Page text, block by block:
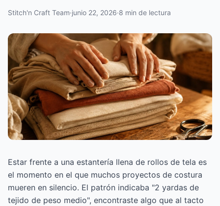
Stitch'n Craft Team·junio 22, 2026·8 min de lectura
Estar frente a una estantería llena de rollos de tela es
el momento en el que muchos proyectos de costura
mueren en silencio. El patrón indicaba "2 yardas de
tejido de peso medio", encontraste algo que al tacto